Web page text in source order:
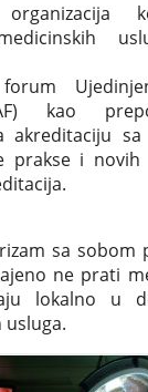
kao
akreditaciju
prakse i novih
sa sobom
ne prati
lokalno u